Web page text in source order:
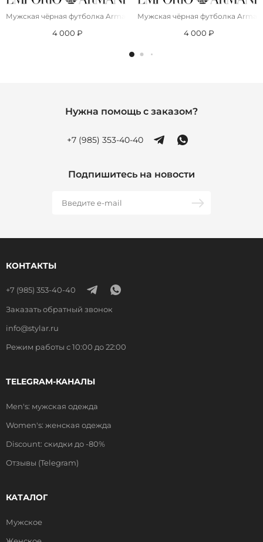
Мужская чёрная футболка Armani Exchange "Milano New York"
4 000 ₽
Мужская чёрная футболка
4 000 ₽
Нужна помощь с заказом?
+7 (985) 353-40-40
Подпишитесь на новости
КОНТАКТЫ
+7 (985) 353-40-40
Заказать обратный звонок
info@stylar.ru
Режим работы с 10:00 до 22:00
TELEGRAM-КАНАЛЫ
Men's: мужская одежда
Women's: женская одежда
Discount: скидки до -80%
Отзывы (Telegram)
КАТАЛОГ
Мужское